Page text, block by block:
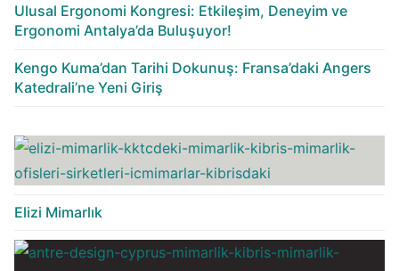
Ulusal Ergonomi Kongresi: Etkileşim, Deneyim ve
Ergonomi Antalya’da Buluşuyor!
Kengo Kuma’dan Tarihi Dokunuş: Fransa’daki Angers
Katedrali’ne Yeni Giriş
Elizi Mimarlık